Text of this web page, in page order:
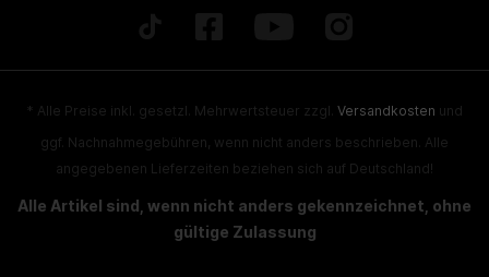
* Alle Preise inkl. gesetzl. Mehrwertsteuer zzgl. Versandkosten und
ggf. Nachnahmegebühren, wenn nicht anders beschrieben. Alle
angegebenen Lieferzeiten beziehen sich auf Deutschland!
Alle Artikel sind, wenn nicht anders gekennzeichnet, ohne
gültige Zulassung